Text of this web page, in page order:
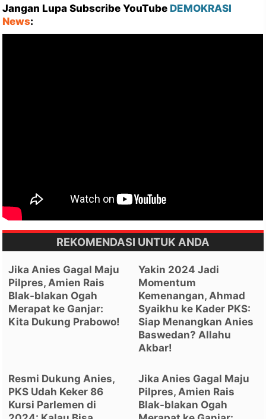
Jangan Lupa Subscribe YouTube DEMOKRASI
News:
REKOMENDASI UNTUK ANDA
Jika Anies Gagal Maju
Pilpres, Amien Rais
Blak-blakan Ogah
Merapat ke Ganjar:
Kita Dukung Prabowo!
Yakin 2024 Jadi
Momentum
Kemenangan, Ahmad
Syaikhu ke Kader PKS:
Siap Menangkan Anies
Baswedan? Allahu
Akbar!
Resmi Dukung Anies,
PKS Udah Keker 86
Kursi Parlemen di
Jika Anies Gagal Maju
Pilpres, Amien Rais
Blak-blakan Ogah